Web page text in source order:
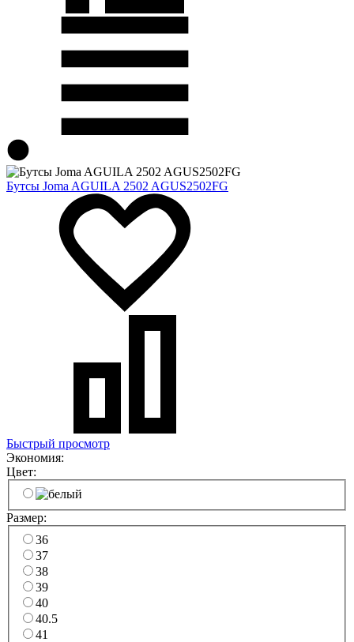
Бутсы Joma AGUILA 2502 AGUS2502FG
Быстрый просмотр
Экономия:
Цвет:
Размер:
36
37
38
39
40
40.5
41